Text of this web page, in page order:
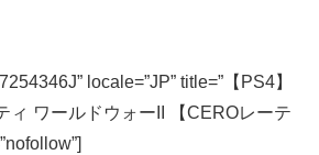
locale=”JP” title=”【PS4】
ィ ワールドウォーII 【CEROレーテ